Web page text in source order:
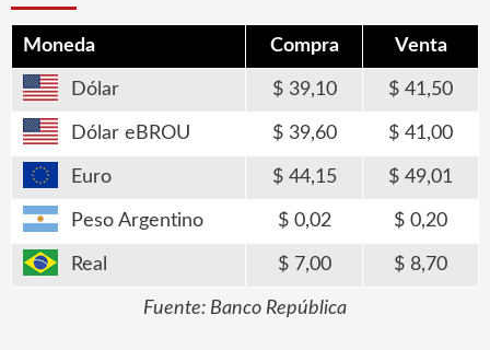
Moneda Compra Venta
Dólar 39,10 41,50
Dólar eBROU 39,60 41,00
Euro 44,15 49,01
Peso Argentino 0,02 0,20
Real 7,00 8,70
Fuente: Banco República